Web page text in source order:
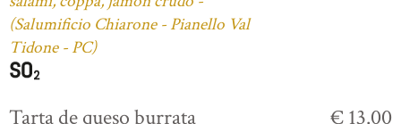
(Salumificio Chiarone - Pianello Val
Tidone - PC)
Tarta de queso burrata € 13.00